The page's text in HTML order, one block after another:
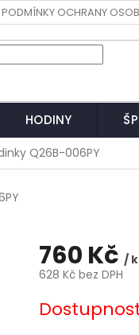
PODMÍNKY OCHRANY
HODINY
Q26B-006PY
760 Kč /
628 Kč bez DPH
cena: